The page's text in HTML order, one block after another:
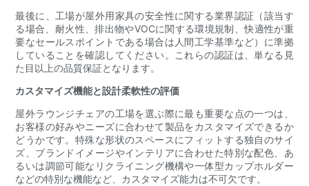
最後に、工場が屋外用家具の安全性に関する業界認証（該当す
る場合、耐火性、排出物やVOCに関する環境規制、快適性が重
要なセールスポイントである場合は人間工学基準など）に準拠
していることを確認してください。これらの認証は、単なる見
た目以上の品質保証となります。
カスタマイズ機能と設計柔軟性の評価
屋外ラウンジチェアの工場を選ぶ際に最も重要な点の一つは、
お客様の好みやニーズに合わせて製品をカスタマイズできるか
どうかです。特殊な形状のスペースにフィットする独自のサイ
ズ、ブランドイメージやインテリアに合わせた特別な配色、あ
るいは調節可能なリクライニング機構や一体型カップホルダー
などの特別な機能など、カスタマイズ能力は不可欠です。